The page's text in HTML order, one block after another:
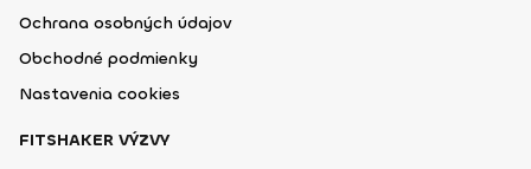
Ochrana osobných údajov
Obchodné podmienky
Nastavenia cookies
FITSHAKER VÝZVY